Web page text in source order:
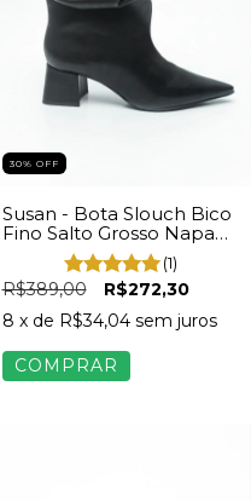
30% OFF
Susan - Bota Slouch Bico
Fino Salto Grosso Napa
(1)
R$389,00
R$272,30
8 x de R$34,04 sem juros
COMPRAR